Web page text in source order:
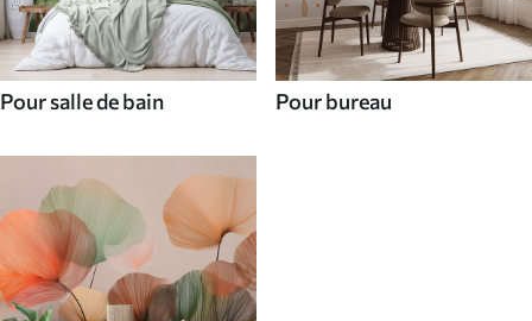
Pour salle de bain Pour bureau